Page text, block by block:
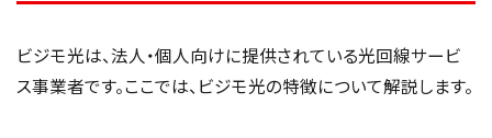
ビジモ光は、法人・個人向けに提供されている光回線サービ
ス事業者です。ここでは、ビジモ光の特徴について解説します。